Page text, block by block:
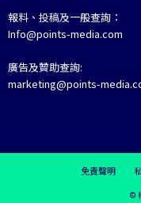
報料、投稿及一般查詢：
Info@points-media.com
廣告及贊助查詢:
marketing@points-
免責聲明
©